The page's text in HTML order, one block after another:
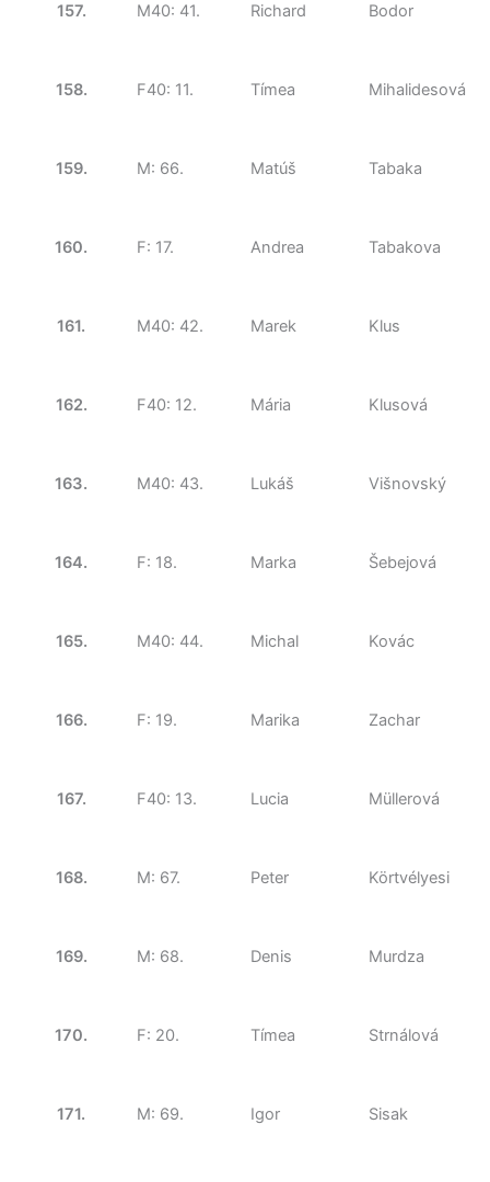
157. M40: 41. Richard Bodor
158. F40: 11. Tímea Mihalidesová
159. M: 66. Matúš Tabaka
160. F: 17. Andrea Tabakova
161. M40: 42. Marek Klus
162. F40: 12. Mária Klusová
163. M40: 43. Lukáš Višnovský
164. F: 18. Marka Šebejová
165. M40: 44. Michal Kovác
166. F: 19. Marika Zachar
167. F40: 13. Lucia Müllerová
168. M: 67. Peter Körtvélyesi
169. M: 68. Denis Murdza
170. F: 20. Tímea Strnálová
171. M: 69. Igor Sisak